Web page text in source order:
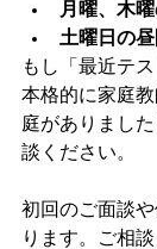
月曜、木
土曜日の
もし「最近テ
本格的に家庭
庭がありまし
談ください。
初回のご面談
ります。ご相